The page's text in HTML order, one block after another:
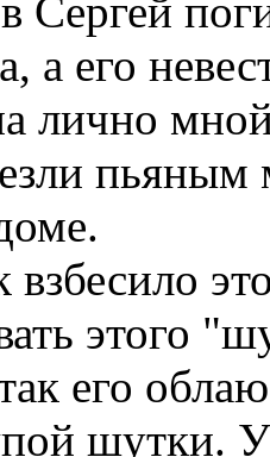
Сергей
а его
лично
пьяным
этого
его
шутки.